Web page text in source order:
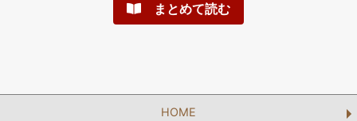
まとめて読む
HOME